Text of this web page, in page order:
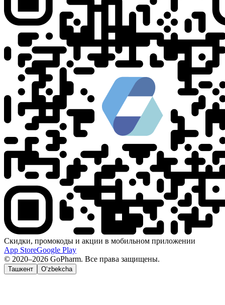
Скидки, промокоды и акции в мобильном приложении
App StoreGoogle Play
© 2020–2026 GoPharm. Все права защищены.
Ташкент O‘zbekcha